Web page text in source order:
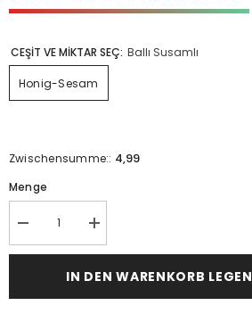
CEŞİT VE MİKTAR SEÇ: Ballı Susamlı
Honig-Sesam
Zwischensumme:: 4,99
Menge
Leblebi
Cipsi
azaltın
Doğal
Leblebi
Cipsi
için
miktarı
artırın
IN DEN WARENKORB LEGEN